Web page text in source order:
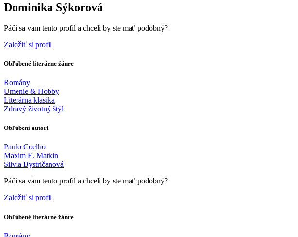
Dominika Sýkorová
Páči sa vám tento profil a chceli by ste mať podobný?
Založiť si profil
Obľúbené literárne žánre
Romány
Umenie & Hobby
Literárna klasika
Zdravý životný štýl
Obľúbení autori
Paulo Coelho
Maxim E. Matkin
Silvia Bystričanová
Páči sa vám tento profil a chceli by ste mať podobný?
Založiť si profil
Obľúbené literárne žánre